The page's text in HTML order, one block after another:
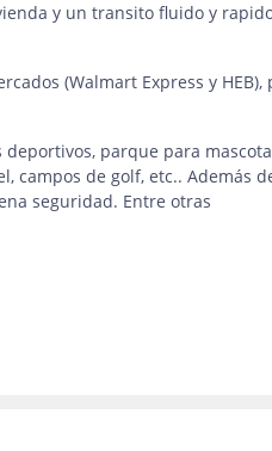
y un transito fluido y
(Walmart Express y HEB),
parque para
campos de golf, etc.. Además
seguridad. Entre otras